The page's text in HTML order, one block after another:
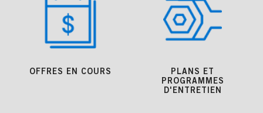
OFFRES EN COURS
PLANS ET
PROGRAMMES
D'ENTRETIEN